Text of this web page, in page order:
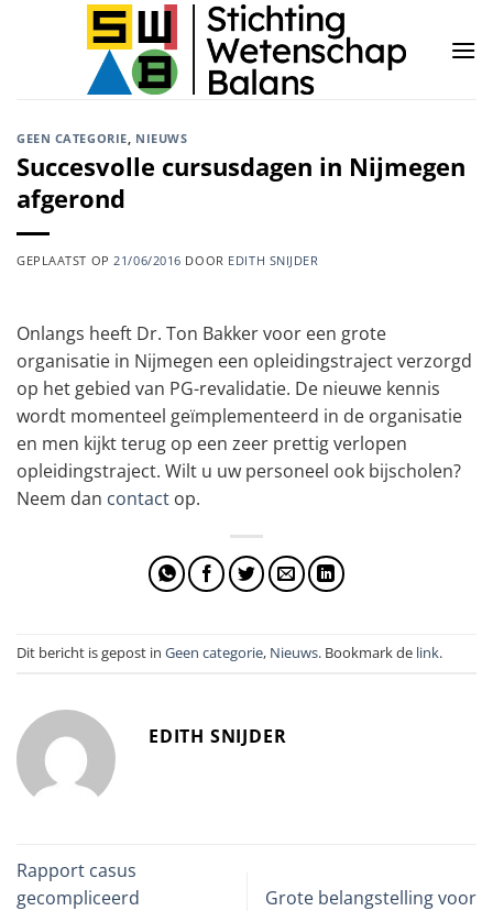
GEEN CATEGORIE, NIEUWS
Succesvolle cursusdagen in Nijmegen
afgerond
GEPLAATST OP 21/06/2016 DOOR EDITH SNIJDER
Onlangs heeft Dr. Ton Bakker voor een grote
organisatie in Nijmegen een opleidingstraject verzorgd
op het gebied van PG-revalidatie. De nieuwe kennis
wordt momenteel geïmplementeerd in de organisatie
en men kijkt terug op een zeer prettig verlopen
opleidingstraject. Wilt u uw personeel ook bijscholen?
Neem dan contact op.
Dit bericht is gepost in Geen categorie, Nieuws. Bookmark de link.
EDITH SNIJDER
Rapport casus
gecompliceerd
Grote belangstelling voor